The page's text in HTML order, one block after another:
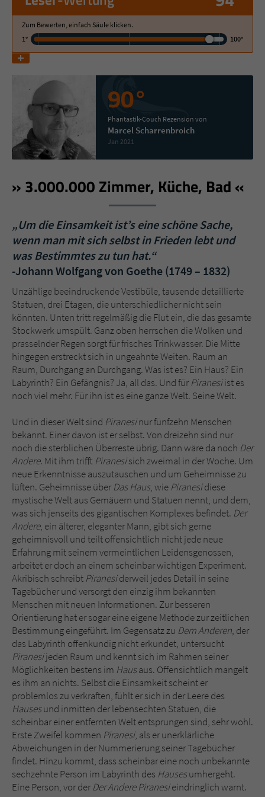
Zum Bewerten, einfach Säule klicken.
1°
100°
90°
Phantastik-Couch Rezension von
Marcel Scharrenbroich
Jan 2021
3.000.000 Zimmer, Küche, Bad
„Um die Einsamkeit ist’s eine schöne Sache,
wenn man mit sich selbst in Frieden lebt und
was Bestimmtes zu tun hat.“
-Johann Wolfgang von Goethe (1749 – 1832)
Unzählige beeindruckende Vestibüle, tausende detaillierte
Statuen, drei Etagen, die unterschiedlicher nicht sein
könnten. Unten tritt regelmäßig die Flut ein, die das gesamte
Stockwerk umspült. Ganz oben herrschen die Wolken und
prasselnder Regen sorgt für frisches Trinkwasser. Die Mitte
hingegen erstreckt sich in ungeahnte Weiten. Raum an
Raum, Durchgang an Durchgang. Was ist es? Ein Haus? Ein
Labyrinth? Ein Gefängnis? Ja, all das. Und fürPiranesiist es
noch viel mehr. Für ihn ist es eine ganze Welt. Seine Welt.
Und in dieser Welt sind Piranesinur fünfzehn Menschen
bekannt. Einer davon ist er selbst. Von dreizehn sind nur
noch die sterblichen Überreste übrig. Dann wäre da noch Der
Andere. Mit ihm trifft Piranesisich zweimal in der Woche. Um
neue Erkenntnisse auszutauschen und um Geheimnisse zu
lüften. Geheimnisse überDas Haus, wie Piranesidiese
mystische Welt aus Gemäuern und Statuen nennt, und dem,
was sich jenseits des gigantischen Komplexes befindet. Der
Andere, ein älterer, eleganter Mann, gibt sich gerne
geheimnisvoll und teilt offensichtlich nicht jede neue
Erfahrung mit seinem vermeintlichen Leidensgenossen,
arbeitet er doch an einem scheinbar wichtigen Experiment.
Akribisch schreibt Piranesiderweil jedes Detail in seine
Tagebücher und versorgt den einzig ihm bekannten
Menschen mit neuen Informationen. Zur besseren
Orientierung hat er sogar eine eigene Methode zur zeitlichen
Bestimmung eingeführt. Im Gegensatz zu Dem Anderen, der
das Labyrinth offenkundig nicht erkundet, untersucht
Piranesijeden Raum und kennt sich im Rahmen seiner
Möglichkeiten bestens im Hausaus. Offensichtlich mangelt
es ihm an nichts. Selbst die Einsamkeit scheint er
problemlos zu verkraften, fühlt er sich in der Leere des
Hausesund inmitten der lebensechten Statuen, die
scheinbar einer entfernten Welt entsprungen sind, sehr wohl.
Erste Zweifel kommen Piranesi, als er unerklärliche
Abweichungen in der Nummerierung seiner Tagebücher
findet. Hinzu kommt, dass scheinbar eine noch unbekannte
sechzehnte Person im Labyrinth des Hausesumhergeht.
Eine Person, vor derDer Andere Piranesieindringlich warnt.
Name tx_pwcomments_ahash
Anbieter Literatur-Couch Medien GmbH & Co. KG
Laufzeit
Zweck Cookie für Kommentare einzelner Buchtitel
Name fe_typo_user
Zweck
Dieses Cookie gewährleistet die
Kommunikation der Webseite mit dem
Benutzer. Es wird benötigt um z. B. den
Sicherheitscode des Kontaktformulars zu